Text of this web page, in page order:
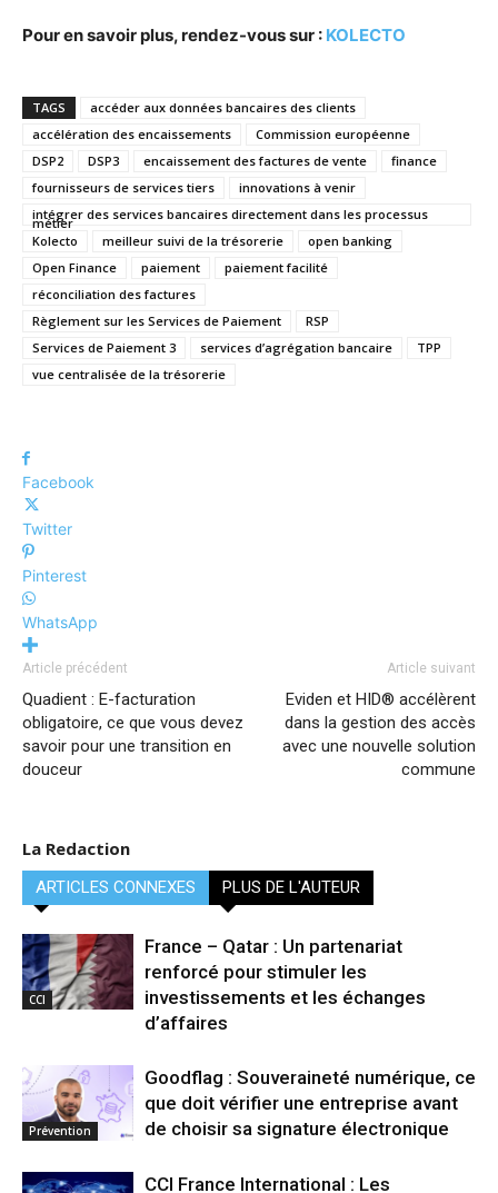
Pour en savoir plus, rendez-vous sur : KOLECTO
TAGS
accéder aux données bancaires des clients
accélération des encaissements
Commission européenne
DSP2
DSP3 encaissement des factures de vente
finance
fournisseurs de services tiers
innovations à venir
intégrer des services bancaires directement dans les processus
métier
Kolecto
meilleur suivi de la trésorerie
open banking
Open Finance
paiement
paiement facilité
réconciliation des factures
Règlement sur les Services de Paiement
RSP
Services de Paiement 3
services d’agrégation bancaire
TPP
vue centralisée de la trésorerie
Facebook
Twitter
Pinterest
WhatsApp
Article précédent
Quadient : E-facturation
obligatoire, ce que vous devez
savoir pour une transition en
douceur
Article suivant
Eviden et HID® accélèrent
dans la gestion des accès
avec une nouvelle solution
commune
La Redaction
ARTICLES CONNEXES PLUS DE L'AUTEUR
CCI
France – Qatar : Un partenariat
renforcé pour stimuler les
investissements et les échanges
d’affaires
Prévention
Goodflag : Souveraineté numérique, ce
que doit vérifier une entreprise avant
de choisir sa signature électronique
CCI France International : Les